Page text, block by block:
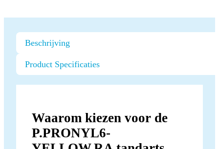
Beschrijving
Product Specificaties
Waarom kiezen voor de
P.PRONYL6-